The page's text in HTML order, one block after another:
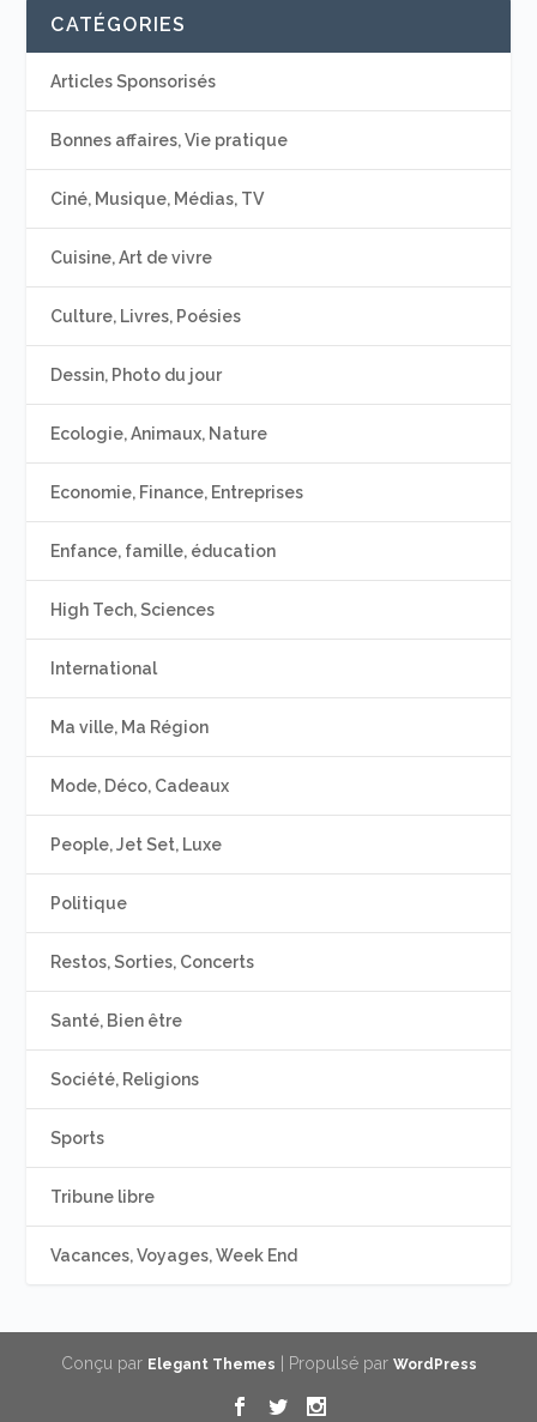
CATÉGORIES
Articles Sponsorisés
Bonnes affaires, Vie pratique
Ciné, Musique, Médias, TV
Cuisine, Art de vivre
Culture, Livres, Poésies
Dessin, Photo du jour
Ecologie, Animaux, Nature
Economie, Finance, Entreprises
Enfance, famille, éducation
High Tech, Sciences
International
Ma ville, Ma Région
Mode, Déco, Cadeaux
People, Jet Set, Luxe
Politique
Restos, Sorties, Concerts
Santé, Bien être
Société, Religions
Sports
Tribune libre
Vacances, Voyages, Week End
Conçu par Elegant Themes | Propulsé par WordPress